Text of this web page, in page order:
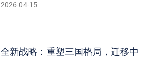
2026-04-15
全新战略：重塑三国格局，迁移中